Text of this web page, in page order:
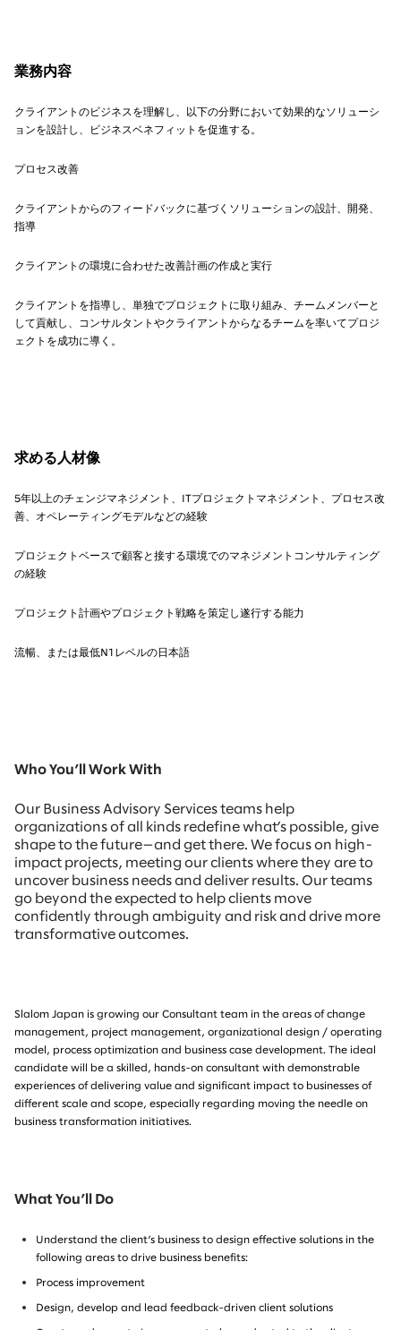
業務内容
クライアントのビジネスを理解し、以下の分野において効果的なソリューシ
ョンを設計し、ビジネスベネフィットを促進する。
プロセス改善
クライアントからのフィードバックに基づくソリューションの設計、開発、
指導
クライアントの環境に合わせた改善計画の作成と実行
クライアントを指導し、単独でプロジェクトに取り組み、チームメンバーと
して貢献し、コンサルタントやクライアントからなるチームを率いてプロジ
ェクトを成功に導く。
求める人材像
5年以上のチェンジマネジメント、ITプロジェクトマネジメント、プロセス改
善、オペレーティングモデルなどの経験
プロジェクトベースで顧客と接する環境でのマネジメントコンサルティング
の経験
プロジェクト計画やプロジェクト戦略を策定し遂行する能力
流暢、または最低N1レベルの日本語
Who You’ll Work With
Our Business Advisory Services teams help
organizations of all kinds redefine what’s possible, give
shape to the future—and get there. We focus on high-
impact projects, meeting our clients where they are to
uncover business needs and deliver results. Our teams
go beyond the expected to help clients move
confidently through ambiguity and risk and drive more
transformative outcomes.
Slalom Japan is growing our Consultant team in the areas of change
management, project management, organizational design / operating
model, process optimization and business case development. The ideal
candidate will be a skilled, hands-on consultant with demonstrable
experiences of delivering value and significant impact to businesses of
different scale and scope, especially regarding moving the needle on
business transformation initiatives.
What You’ll Do
Understand the client’s business to design effective solutions in the
following areas to drive business benefits:
Process improvement
Design, develop and lead feedback-driven client solutions